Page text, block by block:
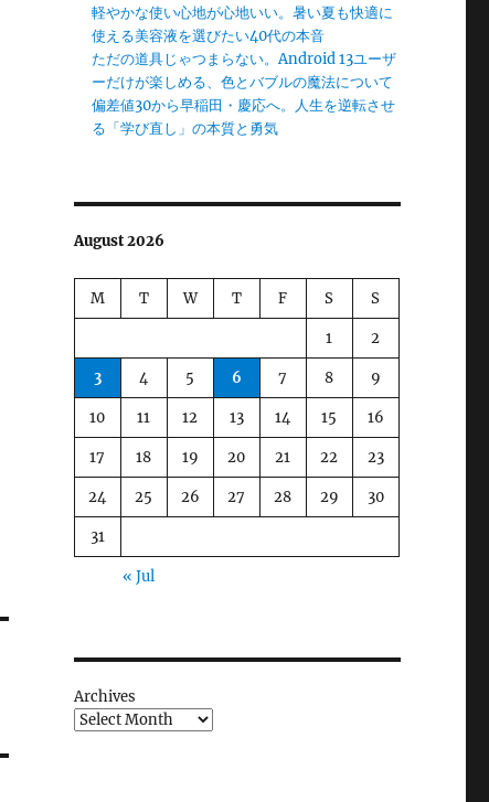
軽やかな使い心地が心地いい。暑い夏も快適に
使える美容液を選びたい40代の本音
ただの道具じゃつまらない。Android 13ユーザ
ーだけが楽しめる、色とバブルの魔法について
偏差値30から早稲田・慶応へ。人生を逆転させ
る「学び直し」の本質と勇気
August 2026
M T W T F S S
1 2
3 4 5 6 7 8 9
10 11 12 13 14 15 16
17 18 19 20 21 22 23
24 25 26 27 28 29 30
31
« Jul
Archives